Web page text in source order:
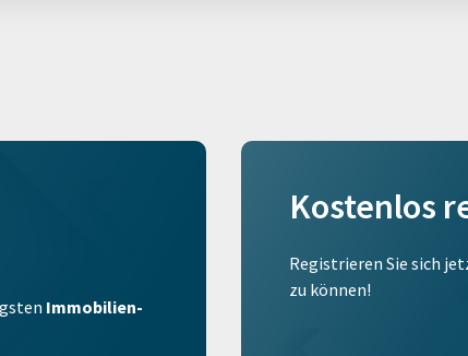
Immobilien-
Kostenlos
Registrieren Sie sich
zu können!